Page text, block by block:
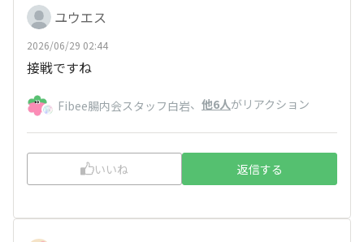
ユウエス
2026/06/29 02:44
接戦ですね
Fibee腸内会スタッフ白岩、 他6人がリアクション
いいね 返信する